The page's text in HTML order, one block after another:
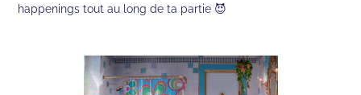
happenings tout au long de ta partie 😈